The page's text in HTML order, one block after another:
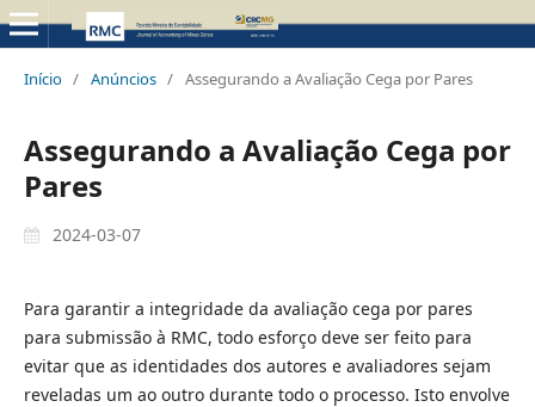
Início / Anúncios / Assegurando a Avaliação Cega por Pares
Assegurando a Avaliação Cega por
Pares
2024-03-07
Para garantir a integridade da avaliação cega por pares
para submissão à RMC, todo esforço deve ser feito para
evitar que as identidades dos autores e avaliadores sejam
reveladas um ao outro durante todo o processo. Isto envolve